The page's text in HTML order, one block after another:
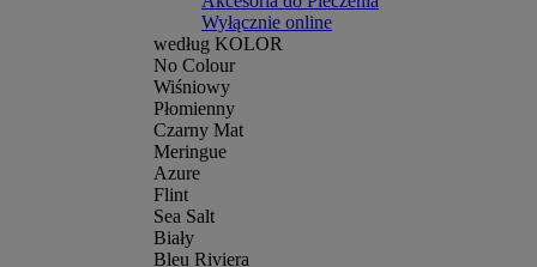
Wyłącznie online
według KOLOR
No Colour
Wiśniowy
Płomienny
Czarny Mat
Meringue
Azure
Flint
Sea Salt
Biały
Bleu Riviera